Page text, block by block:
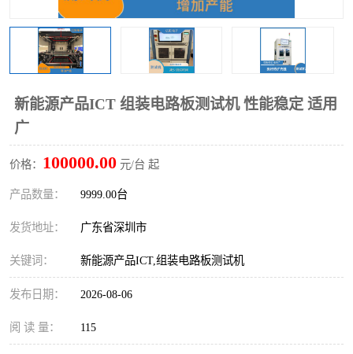
新能源产品ICT 组装电路板测试机 性能稳定 适用
广
价格： 100000.00 元/台 起
产品数量： 9999.00台
发货地址： 广东省深圳市
关键词： 新能源产品ICT,组装电路板测试机
发布日期： 2026-08-06
阅 读 量： 115